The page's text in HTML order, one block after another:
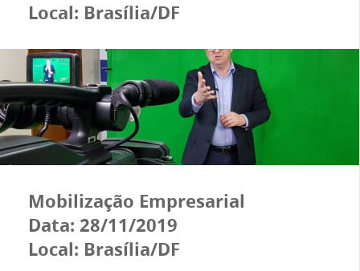
Local: Brasília/DF
Mobilização Empresarial
Data: 28/11/2019
Local: Brasília/DF